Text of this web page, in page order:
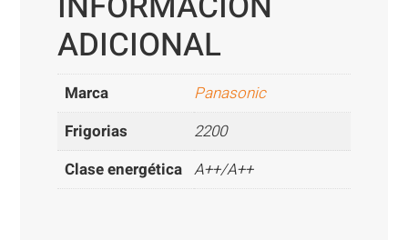
ADICIONAL
Marca
Panasonic
Frigorias
2200
Clase energética A++/A++